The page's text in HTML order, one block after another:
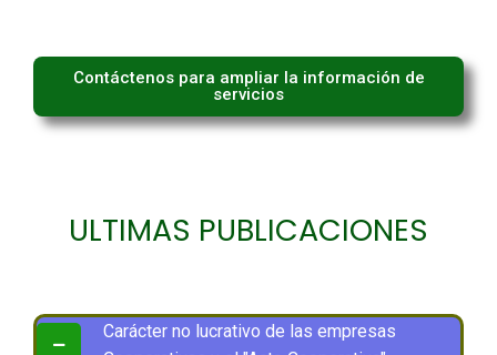
Contáctenos para ampliar la información de
servicios
ULTIMAS PUBLICACIONES
Carácter no lucrativo de las empresas